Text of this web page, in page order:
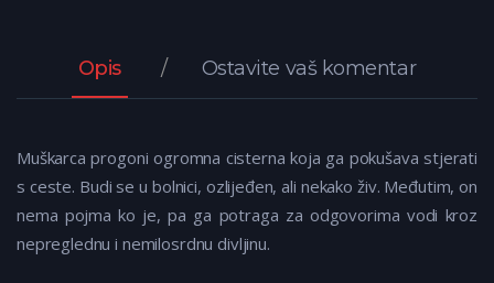
Opis Ostavite vaš komentar
Muškarca progoni ogromna cisterna koja ga pokušava stjerati
s ceste. Budi se u bolnici, ozlijeđen, ali nekako živ. Međutim, on
nema pojma ko je, pa ga potraga za odgovorima vodi kroz
nepreglednu i nemilosrdnu divljinu.